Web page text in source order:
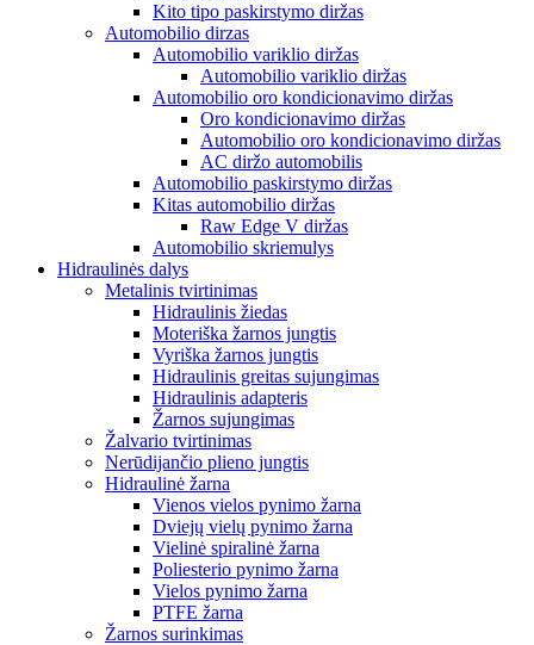
Kito tipo paskirstymo diržas
Automobilio dirzas
Automobilio variklio diržas
Automobilio variklio diržas
Automobilio oro kondicionavimo diržas
Oro kondicionavimo diržas
Automobilio oro kondicionavimo diržas
AC diržo automobilis
Automobilio paskirstymo diržas
Kitas automobilio diržas
Raw Edge V diržas
Automobilio skriemulys
Hidraulinės dalys
Metalinis tvirtinimas
Hidraulinis žiedas
Moteriška žarnos jungtis
Vyriška žarnos jungtis
Hidraulinis greitas sujungimas
Hidraulinis adapteris
Žarnos sujungimas
Žalvario tvirtinimas
Nerūdijančio plieno jungtis
Hidraulinė žarna
Vienos vielos pynimo žarna
Dviejų vielų pynimo žarna
Vielinė spiralinė žarna
Poliesterio pynimo žarna
Vielos pynimo žarna
PTFE žarna
Žarnos surinkimas